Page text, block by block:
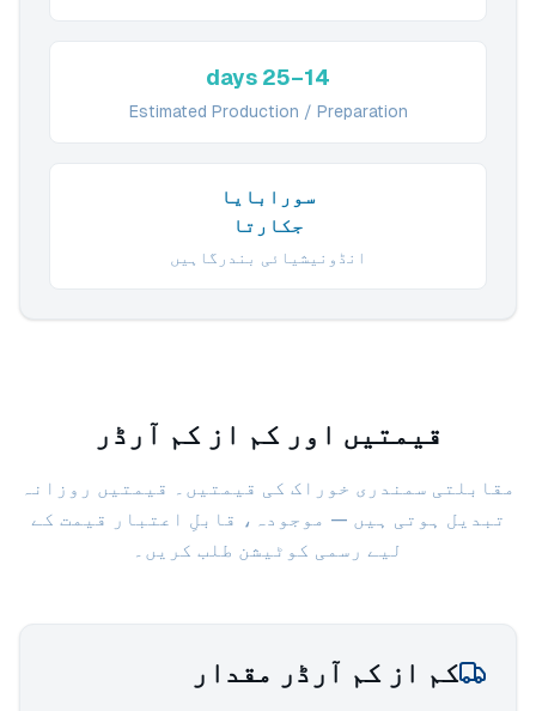
14–25 days
Estimated Production / Preparation
سورابایا
جکارتا
انڈونیشیائی بندرگاہیں
قیمتیں اور کم از کم آرڈر
مقابلتی سمندری خوراک کی قیمتیں۔ قیمتیں روزانہ
تبدیل ہوتی ہیں — موجودہ، قابلِ اعتبار قیمت کے
لیے رسمی کوٹیشن طلب کریں۔
کم از کم آرڈر مقدار